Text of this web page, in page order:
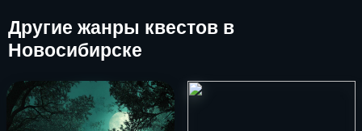
Другие жанры квестов в
Новосибирске